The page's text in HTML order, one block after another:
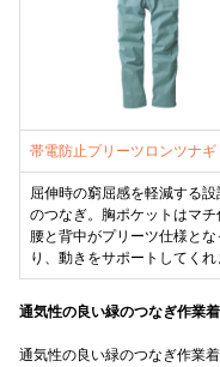
帯電防止プリーツロンツナギ
屈伸時の窮屈感を軽減する設
のつなぎ。胸ポケットはマチ
腰と背中がプリーツ仕様とな
り、動きをサポートしてくれ
通気性の良い緑のつなぎ作業着
通気性の良い緑のつなぎ作業